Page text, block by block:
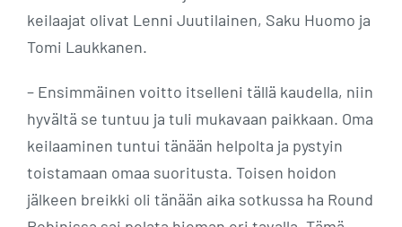
keilaajat olivat Lenni Juutilainen, Saku Huomo ja
Tomi Laukkanen.
– Ensimmäinen voitto itselleni tällä kaudella, niin
hyvältä se tuntuu ja tuli mukavaan paikkaan. Oma
keilaaminen tuntui tänään helpolta ja pystyin
toistamaan omaa suoritusta. Toisen hoidon
jälkeen breikki oli tänään aika sotkussa ha Round